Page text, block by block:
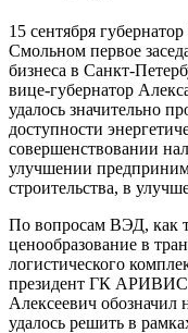
15 сентября
Смольном первое
бизнеса в Санкт-
вице-губернатор
удалось значительно
доступности
совершенствовании
улучшении
строительства, в
По вопросам ВЭД, как
ценообразование в
логистического
президент ГК
Алексеевич обозначил
удалось решить в